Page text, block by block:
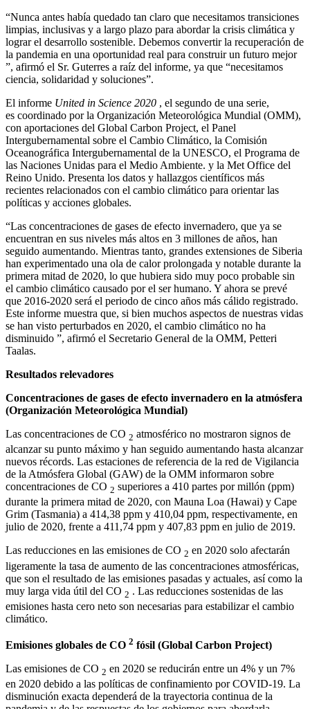
“Nunca antes había quedado tan claro que necesitamos transiciones
limpias, inclusivas y a largo plazo para abordar la crisis climática y
lograr el desarrollo sostenible. Debemos convertir la recuperación de
la pandemia en una oportunidad real para construir un futuro mejor
”, afirmó el Sr. Guterres a raíz del informe, ya que “necesitamos
ciencia, solidaridad y soluciones”.
El informe United in Science 2020 , el segundo de una serie,
es coordinado por la Organización Meteorológica Mundial (OMM),
con aportaciones del Global Carbon Project, el Panel
Intergubernamental sobre el Cambio Climático, la Comisión
Oceanográfica Intergubernamental de la UNESCO, el Programa de
las Naciones Unidas para el Medio Ambiente. y la Met Office del
Reino Unido. Presenta los datos y hallazgos científicos más
recientes relacionados con el cambio climático para orientar las
políticas y acciones globales.
“Las concentraciones de gases de efecto invernadero, que ya se
encuentran en sus niveles más altos en 3 millones de años, han
seguido aumentando. Mientras tanto, grandes extensiones de Siberia
han experimentado una ola de calor prolongada y notable durante la
primera mitad de 2020, lo que hubiera sido muy poco probable sin
el cambio climático causado por el ser humano. Y ahora se prevé
que 2016-2020 será el periodo de cinco años más cálido registrado.
Este informe muestra que, si bien muchos aspectos de nuestras vidas
se han visto perturbados en 2020, el cambio climático no ha
disminuido ”, afirmó el Secretario General de la OMM, Petteri
Taalas.
Resultados relevadores
Concentraciones de gases de efecto invernadero en la atmósfera
(Organización Meteorológica Mundial)
Las concentraciones de CO 2 atmosférico no mostraron signos de
alcanzar su punto máximo y han seguido aumentando hasta alcanzar
nuevos récords. Las estaciones de referencia de la red de Vigilancia
de la Atmósfera Global (GAW) de la OMM informaron sobre
concentraciones de CO 2 superiores a 410 partes por millón (ppm)
durante la primera mitad de 2020, con Mauna Loa (Hawai) y Cape
Grim (Tasmania) a 414,38 ppm y 410,04 ppm, respectivamente, en
julio de 2020, frente a 411,74 ppm y 407,83 ppm en julio de 2019.
Las reducciones en las emisiones de CO 2 en 2020 solo afectarán
ligeramente la tasa de aumento de las concentraciones atmosféricas,
que son el resultado de las emisiones pasadas y actuales, así como la
muy larga vida útil del CO 2 . Las reducciones sostenidas de las
emisiones hasta cero neto son necesarias para estabilizar el cambio
climático.
Emisiones globales de CO 2 fósil (Global Carbon Project)
Las emisiones de CO 2 en 2020 se reducirán entre un 4% y un 7%
en 2020 debido a las políticas de confinamiento por COVID-19. La
disminución exacta dependerá de la trayectoria continua de la